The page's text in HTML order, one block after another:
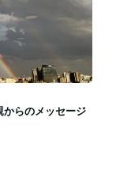
らのメッセージ